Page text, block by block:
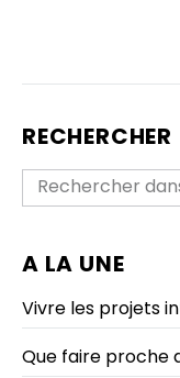
RECHERCHER
A LA UNE
Vivre les projets
Que faire proche